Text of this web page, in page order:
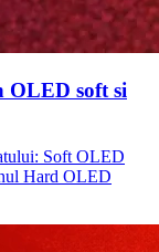
OLED soft si
Soft OLED
Hard OLED